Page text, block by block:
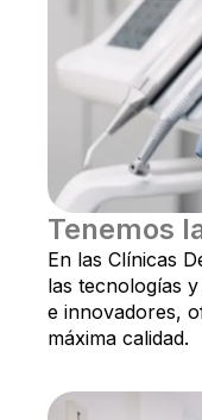
Tenemos
En las Clínicas
las tecnologías
e innovadores,
máxima calidad.